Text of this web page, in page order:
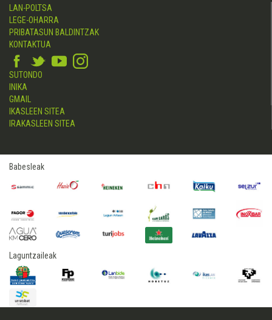
LAN-POLTSA
LEGE-OHARRA
PRIBATASUN BALDINTZAK
KONTAKTUA
SUTONDO
INIKA
GMAIL
IKASLEEN SITEA
IRAKASLEEN SITEA
Babesleak
Laguntzaileak